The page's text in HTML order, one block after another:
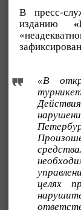
В пресс-
изданию
«В
целях